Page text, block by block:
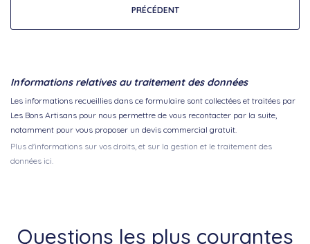
PRÉCÉDENT
Informations relatives au traitement des données
Les informations recueillies dans ce formulaire sont collectées et traitées par
Les Bons Artisans pour nous permettre de vous recontacter par la suite,
notamment pour vous proposer un devis commercial gratuit.
Plus d'informations sur vos droits, et sur la gestion et le traitement des
données ici.
Questions les plus courantes